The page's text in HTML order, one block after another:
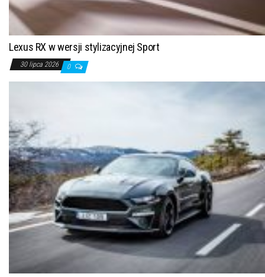
Lexus RX w wersji stylizacyjnej Sport
30 lipca 2026 0